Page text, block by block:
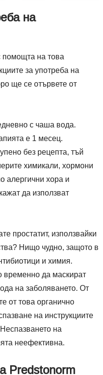
на
помощта на това
за употреба на
ще се отървете от
с чаша вода.
е 1 месец.
без рецепта, тъй
химикали, хормони
алергични хора и
да използват
простатит, използвайки
Нищо чудно, защото в
и химия.
временно да маскират
на заболяването. От
от това органично
на инструкциите
на
неефективна.
Predstonorm